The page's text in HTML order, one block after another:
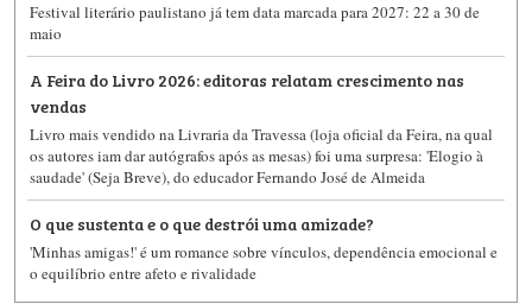
Festival literário paulistano já tem data marcada para 2027: 22 a 30 de
maio
A Feira do Livro 2026: editoras relatam crescimento nas
vendas
Livro mais vendido na Livraria da Travessa (loja oficial da Feira, na qual
os autores iam dar autógrafos após as mesas) foi uma surpresa: 'Elogio à
saudade' (Seja Breve), do educador Fernando José de Almeida
O que sustenta e o que destrói uma amizade?
'Minhas amigas!' é um romance sobre vínculos, dependência emocional e
o equilíbrio entre afeto e rivalidade